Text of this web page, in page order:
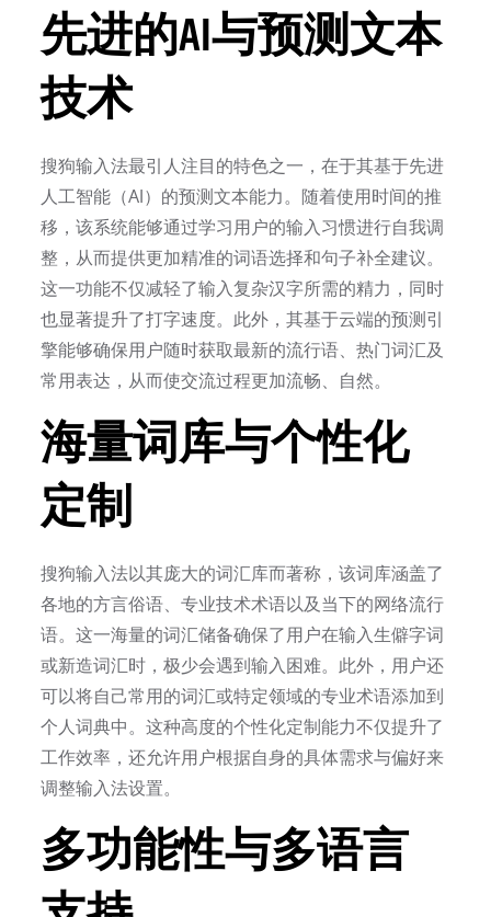
先进的AI与预测文本
技术
搜狗输入法最引人注目的特色之一，在于其基于先进
人工智能（AI）的预测文本能力。随着使用时间的推
移，该系统能够通过学习用户的输入习惯进行自我调
整，从而提供更加精准的词语选择和句子补全建议。
这一功能不仅减轻了输入复杂汉字所需的精力，同时
也显著提升了打字速度。此外，其基于云端的预测引
擎能够确保用户随时获取最新的流行语、热门词汇及
常用表达，从而使交流过程更加流畅、自然。
海量词库与个性化
定制
搜狗输入法以其庞大的词汇库而著称，该词库涵盖了
各地的方言俗语、专业技术术语以及当下的网络流行
语。这一海量的词汇储备确保了用户在输入生僻字词
或新造词汇时，极少会遇到输入困难。此外，用户还
可以将自己常用的词汇或特定领域的专业术语添加到
个人词典中。这种高度的个性化定制能力不仅提升了
工作效率，还允许用户根据自身的具体需求与偏好来
调整输入法设置。
多功能性与多语言